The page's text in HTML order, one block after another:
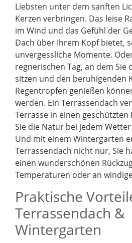
Liebsten unter dem sanften
Kerzen verbringen. Das leise
im Wind und das Gefühl der
Dach über Ihrem Kopf bietet,
unvergessliche Momente.
regnerischen Tag, an dem Sie
sitzen und den beruhigenden
Regentropfen genießen
werden. Ein Terrassendach
Terrasse in einen geschützten
Sie die Natur bei jedem
Und mit einem Wintergarten
Terrassendach nicht nur, Sie
einen wunderschönen
Temperaturen oder an
Praktische
Terrassendach &
Wintergarten